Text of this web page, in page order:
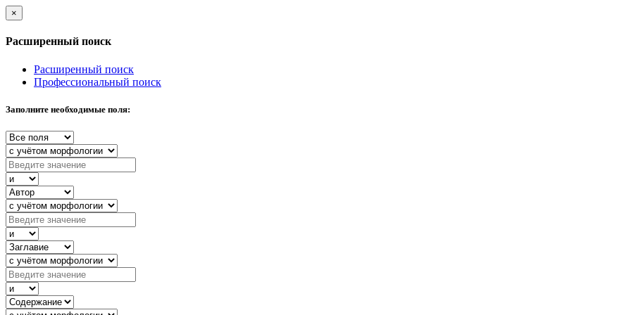
×
Расширенный поиск
Расширенный поиск
Профессиональный поиск
Заполните необходимые поля: